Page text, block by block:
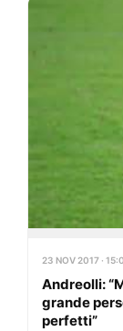
23 NOV 2017 ·
Andreolli:
grande
perfetti”